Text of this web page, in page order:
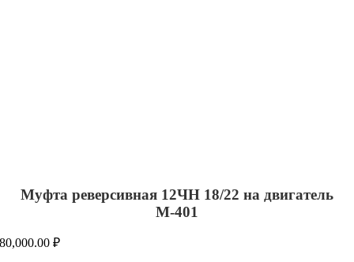
Муфта реверсивная 12ЧН 18/22 на двигатель
М-401
80,000.00₽